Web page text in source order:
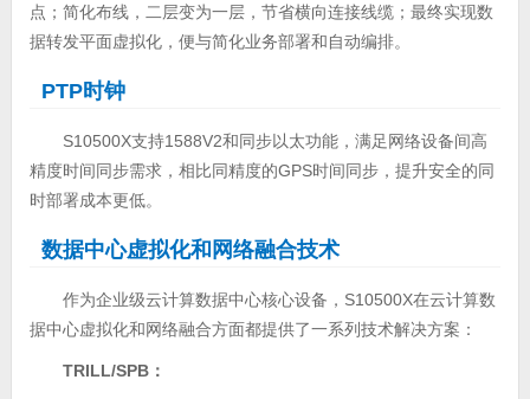
点；简化布线，二层变为一层，节省横向连接线缆；最终实现数
据转发平面虚拟化，便与简化业务部署和自动编排。
PTP时钟
S10500X支持1588V2和同步以太功能，满足网络设备间高
精度时间同步需求，相比同精度的GPS时间同步，提升安全的同
时部署成本更低。
数据中心虚拟化和网络融合技术
作为企业级云计算数据中心核心设备，S10500X在云计算数
据中心虚拟化和网络融合方面都提供了一系列技术解决方案：
TRILL/SPB：